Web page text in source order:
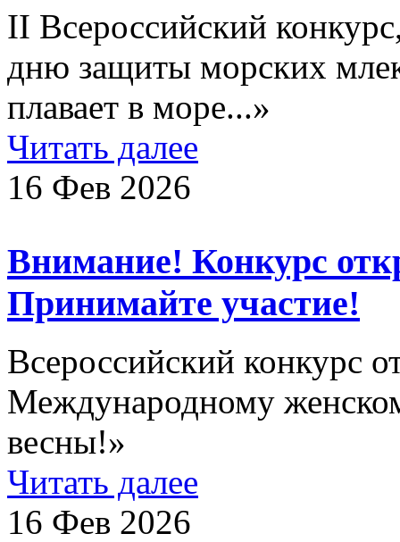
II Всероссийский
дню защиты морских
плавает в море...»
Читать далее
16 Фев 2026
Внимание! Конкурс
Принимайте участие!
Всероссийский конкурс
Международному
весны!»
Читать далее
16 Фев 2026